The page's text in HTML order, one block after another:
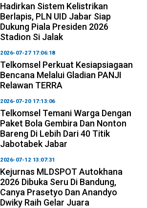
Hadirkan Sistem Kelistrikan
Berlapis, PLN UID Jabar Siap
Dukung Piala Presiden 2026
Stadion Si Jalak
2026-07-27 17:06:18
Telkomsel Perkuat Kesiapsiagaan
Bencana Melalui Gladian PANJI
Relawan TERRA
2026-07-20 17:13:06
Telkomsel Temani Warga Dengan
Paket Bola Gembira Dan Nonton
Bareng Di Lebih Dari 40 Titik
Jabotabek Jabar
2026-07-12 13:07:31
Kejurnas MLDSPOT Autokhana
2026 Dibuka Seru Di Bandung,
Canya Prasetyo Dan Anandyo
Dwiky Raih Gelar Juara